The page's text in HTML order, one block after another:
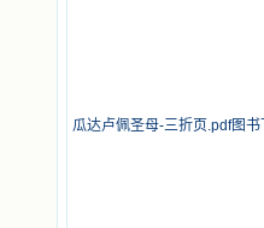
瓜达卢佩圣母-三折页.pdf图